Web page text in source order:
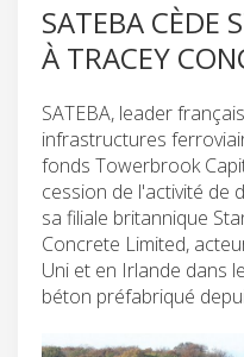
SATEBA CÈDE
À TRACEY
SATEBA, leader
infrastructures
fonds Towerbrook
cession de l'activité de
sa filiale britannique
Concrete Limited,
Uni et en Irlande dans
béton préfabriqué